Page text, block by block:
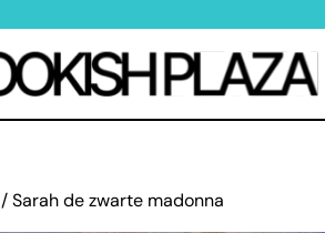
/ Sarah de zwarte madonna